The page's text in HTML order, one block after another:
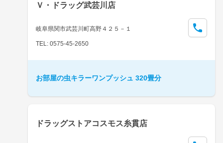
取扱店検索はこちら
Ｖ・ドラッグ武芸川店
岐阜県関市武芸川町高野４２５－１
TEL: 0575-45-2650
お部屋の虫キラーワンプッシュ 320畳分
ドラッグストアコスモス糸貫店